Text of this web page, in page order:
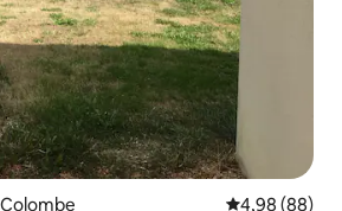
4,98 (88)